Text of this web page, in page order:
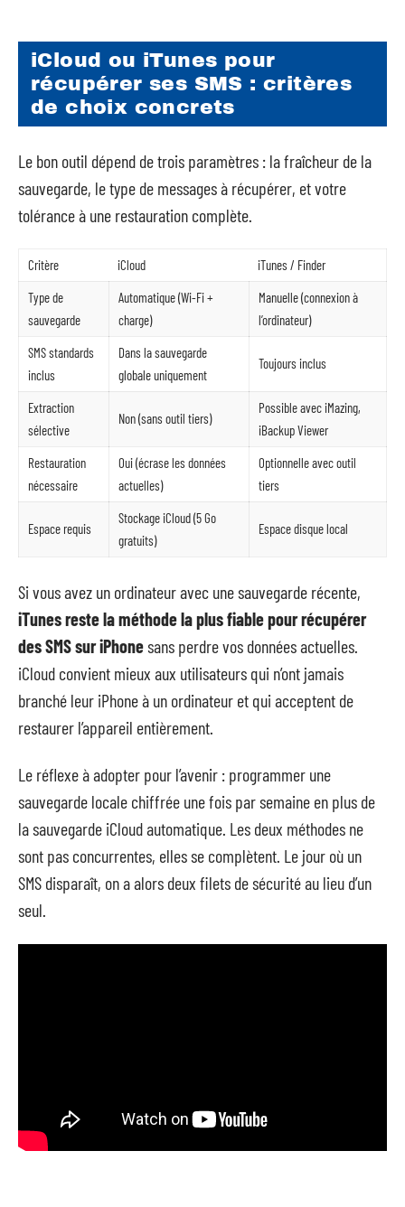
iCloud ou iTunes pour
récupérer ses SMS : critères
de choix concrets
Le bon outil dépend de trois paramètres : la fraîcheur de la
sauvegarde, le type de messages à récupérer, et votre
tolérance à une restauration complète.
Critère iCloud
iTunes / Finder
Type de
sauvegarde
Automatique (Wi-Fi +
charge)
Manuelle (connexion à
l’ordinateur)
SMS standards
inclus
Dans la sauvegarde
globale uniquement
Toujours inclus
Extraction
sélective
Non (sans outil tiers)
Possible avec iMazing,
iBackup Viewer
Restauration
nécessaire
Oui (écrase les données
actuelles)
Optionnelle avec outil
tiers
Espace requis
Stockage iCloud (5 Go
gratuits)
Espace disque local
Si vous avez un ordinateur avec une sauvegarde récente,
iTunes reste la méthode la plus fiable pour récupérer
des SMS sur iPhonesans perdre vos données actuelles.
iCloud convient mieux aux utilisateurs qui n’ont jamais
branché leur iPhone à un ordinateur et qui acceptent de
restaurer l’appareil entièrement.
Le réflexe à adopter pour l’avenir : programmer une
sauvegarde locale chiffrée une fois par semaine en plus de
la sauvegarde iCloud automatique. Les deux méthodes ne
sont pas concurrentes, elles se complètent. Le jour où un
SMS disparaît, on a alors deux filets de sécurité au lieu d’un
seul.